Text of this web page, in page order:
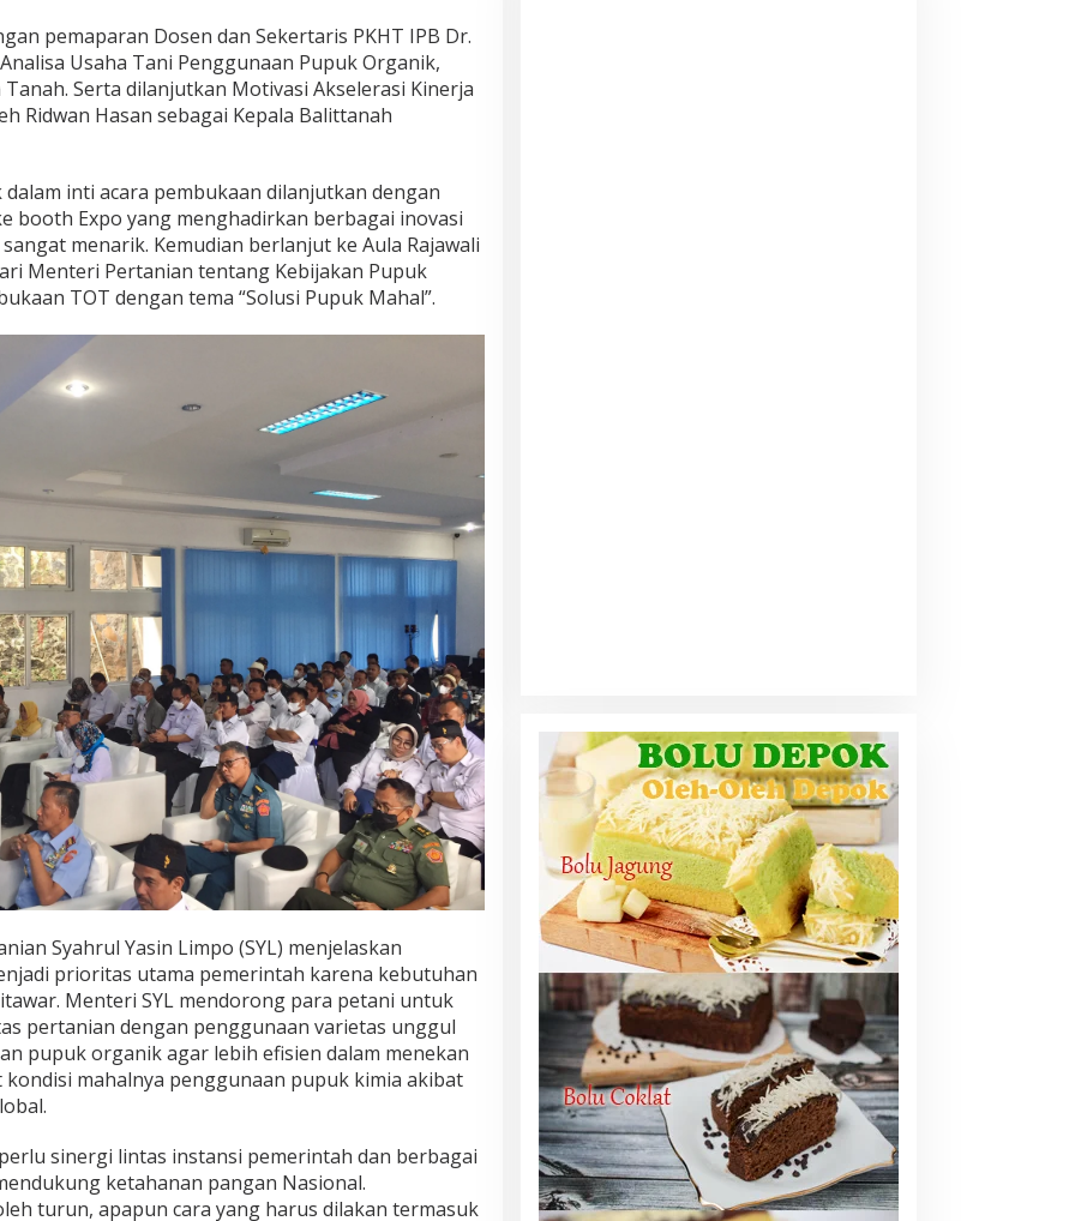
pemaparan Dosen dan Sekertaris PKHT IPB Dr.
Usaha Tani Penggunaan Pupuk Organik,
Serta dilanjutkan Motivasi Akselerasi Kinerja
Ridwan Hasan sebagai Kepala Balittanah
inti acara pembukaan dilanjutkan dengan
booth Expo yang menghadirkan berbagai inovasi
menarik. Kemudian berlanjut ke Aula Rajawali
Menteri Pertanian tentang Kebijakan Pupuk
TOT dengan tema “Solusi Pupuk Mahal”.
Syahrul Yasin Limpo (SYL) menjelaskan
prioritas utama pemerintah karena kebutuhan
Menteri SYL mendorong para petani untuk
pertanian dengan penggunaan varietas unggul
pupuk organik agar lebih efisien dalam menekan
mahalnya penggunaan pupuk kimia akibat
sinergi lintas instansi pemerintah dan berbagai
ketahanan pangan Nasional.
turun, apapun cara yang harus dilakan termasuk